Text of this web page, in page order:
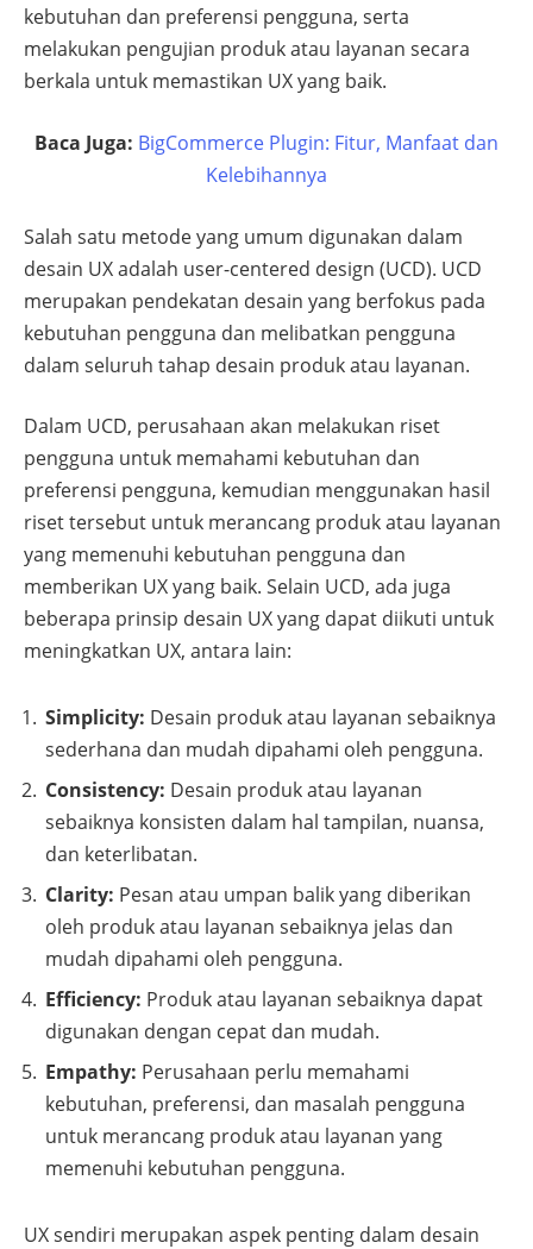
kebutuhan dan preferensi pengguna, serta
melakukan pengujian produk atau layanan secara
berkala untuk memastikan UX yang baik.
Baca Juga: BigCommerce Plugin: Fitur, Manfaat dan
Kelebihannya
Salah satu metode yang umum digunakan dalam
desain UX adalah user-centered design (UCD). UCD
merupakan pendekatan desain yang berfokus pada
kebutuhan pengguna dan melibatkan pengguna
dalam seluruh tahap desain produk atau layanan.
Dalam UCD, perusahaan akan melakukan riset
pengguna untuk memahami kebutuhan dan
preferensi pengguna, kemudian menggunakan hasil
riset tersebut untuk merancang produk atau layanan
yang memenuhi kebutuhan pengguna dan
memberikan UX yang baik. Selain UCD, ada juga
beberapa prinsip desain UX yang dapat diikuti untuk
meningkatkan UX, antara lain:
Simplicity: Desain produk atau layanan sebaiknya
sederhana dan mudah dipahami oleh pengguna.
Consistency: Desain produk atau layanan
sebaiknya konsisten dalam hal tampilan, nuansa,
dan keterlibatan.
Clarity: Pesan atau umpan balik yang diberikan
oleh produk atau layanan sebaiknya jelas dan
mudah dipahami oleh pengguna.
Efficiency: Produk atau layanan sebaiknya dapat
digunakan dengan cepat dan mudah.
Empathy: Perusahaan perlu memahami
kebutuhan, preferensi, dan masalah pengguna
untuk merancang produk atau layanan yang
memenuhi kebutuhan pengguna.
UX sendiri merupakan aspek penting dalam desain